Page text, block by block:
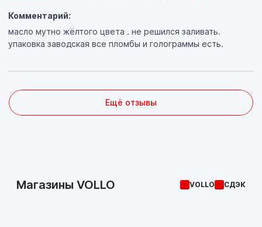
Комментарий:
масло мутно жёлтого цвета . не решился заливать.
упаковка заводская все пломбы и голограммы есть.
Ещё отзывы
Магазины VOLLO VOLLO СДЭК